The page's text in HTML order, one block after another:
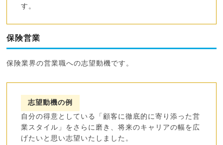
す。
保険営業
保険業界の営業職への志望動機です。
志望動機の例
自分の得意としている「顧客に徹底的に寄り添った営
業スタイル」をさらに磨き、将来のキャリアの幅を広
げたいと思い志望いたしました。